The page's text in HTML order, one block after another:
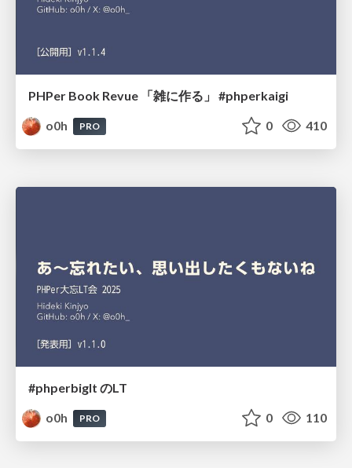
PHPer Book Revue 「雑に作る」 #phperkaigi
o0h
PRO 0 410
#phperbiglt のLT
o0h
PRO 0 110